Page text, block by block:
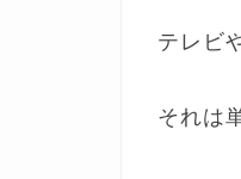
テレビ
それは